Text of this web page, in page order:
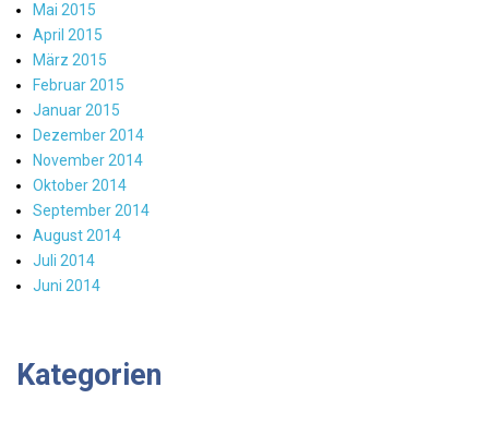
Mai 2015
April 2015
März 2015
Februar 2015
Januar 2015
Dezember 2014
November 2014
Oktober 2014
September 2014
August 2014
Juli 2014
Juni 2014
Kategorien